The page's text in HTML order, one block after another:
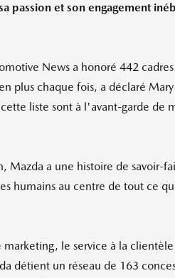
passion et son engagement
News a honoré 442
plus chaque fois, a déclaré
cette liste sont à l'avant-garde
Mazda a une histoire de
humains au centre de tout ce
le service à la
détient un réseau de 163